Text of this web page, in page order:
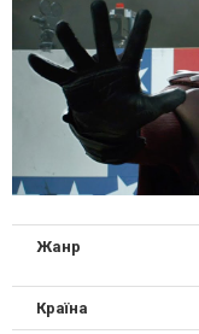
Жанр
Країна